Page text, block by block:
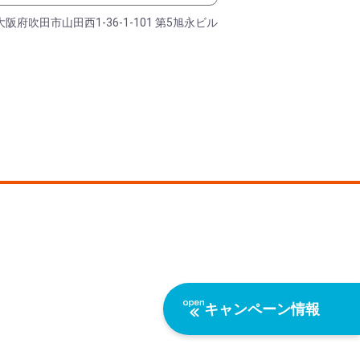
キャンペーン情報
阪府吹田市山田西1-36-1-101 第5旭永ビル